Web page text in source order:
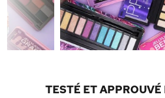
TESTÉ ET APPROUVÉ